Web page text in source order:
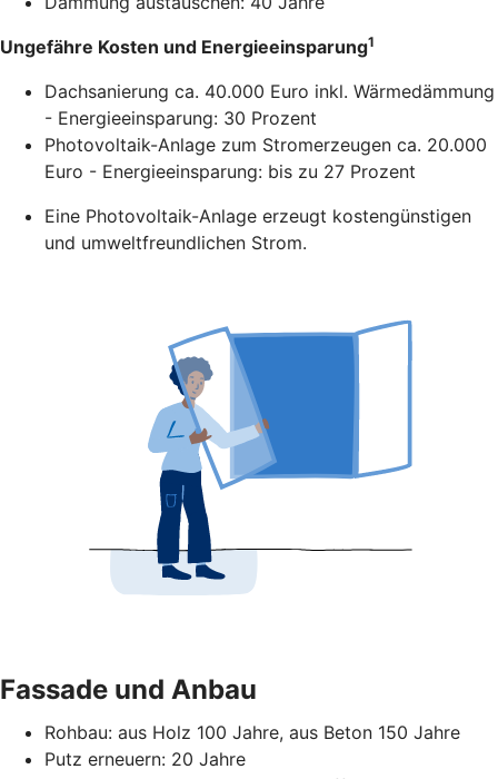
Ungefähre Kosten und Energieeinsparung1
Dachsanierung ca. 40.000 Euro inkl. Wärmedämmung
- Energieeinsparung: 30 Prozent
Photovoltaik-Anlage zum Stromerzeugen ca. 20.000
Euro - Energieeinsparung: bis zu 27 Prozent
Eine Photovoltaik-Anlage erzeugt kostengünstigen
und umweltfreundlichen Strom.
Fassade und Anbau
Rohbau: aus Holz 100 Jahre, aus Beton 150 Jahre
Putz erneuern: 20 Jahre